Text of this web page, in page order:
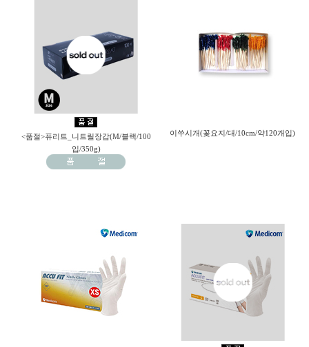
<품절>퓨리트_니트릴장갑(M/블랙/100
입/350g)
이쑤시개(꽃요지/대/10cm/약120개입)